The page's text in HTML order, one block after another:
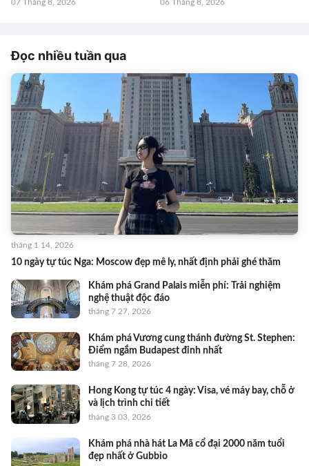
07 Tháng 8, 2026 06 Tháng 8, 2026
Đọc nhiều tuần qua
10 ngày tự túc Nga: Moscow đẹp mê ly, nhất định phải ghé thăm
tháng 1 14, 2026
Khám phá Grand Palais miễn phí: Trải nghiệm
nghệ thuật độc đáo
tháng 7 27, 2026
Khám phá Vương cung thánh đường St. Stephen:
Điểm ngắm Budapest đỉnh nhất
tháng 7 28, 2026
Hong Kong tự túc 4 ngày: Visa, vé máy bay, chỗ ở
và lịch trình chi tiết
tháng 3 03, 2026
Khám phá nhà hát La Mã cổ đại 2000 năm tuổi
đẹp nhất ở Gubbio